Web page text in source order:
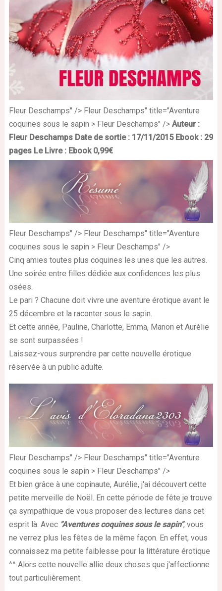
Fleur Deschamps" /> Fleur Deschamps" title="Aventure
coquines sous le sapin > Fleur Deschamps" /> Auteur :
Fleur Deschamps Date de sortie : 17/11/2015 Ebook : 29
pages Le Livre : Ebook 0,99€
Fleur Deschamps" /> Fleur Deschamps" title="Aventure
coquines sous le sapin > Fleur Deschamps" />
Cinq amies toutes plus coquines les unes que les autres.
Une soirée entre filles dédiée aux confidences les plus
osées.
Le pari ? Chacune doit vivre une aventure érotique avant le
25 décembre et la raconter sous le sapin.
Et cette année, Pauline, Charlotte, Emma, Manon et Aurélie
se sont surpassées !
Laissez-vous surprendre par cette nouvelle érotique
réservée à un public adulte.
Fleur Deschamps" /> Fleur Deschamps" title="Aventure
coquines sous le sapin > Fleur Deschamps" />
Et bien grâce à une copinaute, Aurélie, j'ai découvert cette
petite merveille de Noël. En cette période de fête je trouve
ça sympathique de vous proposer des lectures dans cet
esprit là. Avec "Aventures coquines sous le sapin", vous
ne verrez plus les fêtes de la même façon. En effet, vous
connaissez ma petite faiblesse pour la littérature érotique
^^ Alors cette nouvelle allie deux choses que j'affectionne
tout particulièrement.